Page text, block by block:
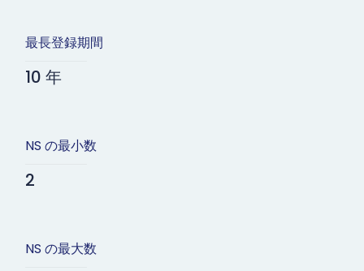
最長登録期間
10 年
NS の最小数
2
NS の最大数